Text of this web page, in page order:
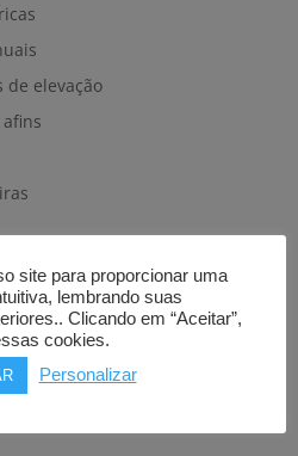
de elevação
site para proporcionar uma
lembrando suas
Clicando em “Aceitar”,
cookies.
Personalizar